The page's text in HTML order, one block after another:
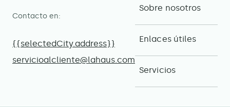
Contacto en:
{{selectedCity.address}}
servicioalcliente@lahaus.com
Sobre nosotros
Enlaces útiles
Servicios